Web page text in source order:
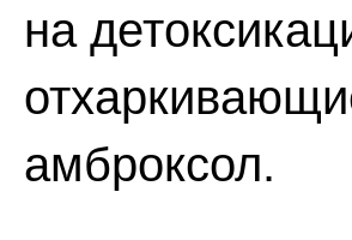
на
амброксол.